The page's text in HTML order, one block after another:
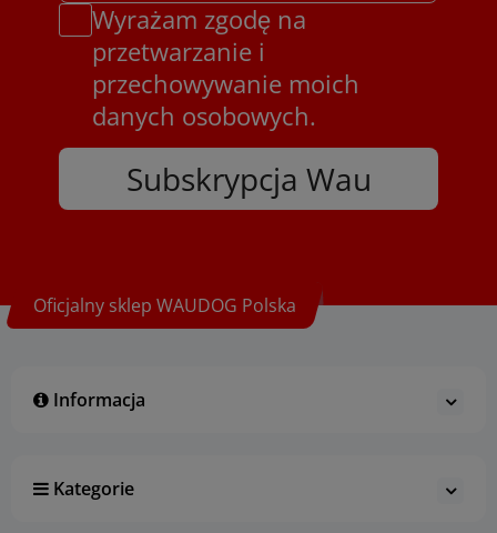
Subskrypcja Wau
Wyrażam zgodę na
przetwarzanie i
przechowywanie moich
danych osobowych.
Oficjalny sklep WAUDOG Polska
Informacja
Kategorie